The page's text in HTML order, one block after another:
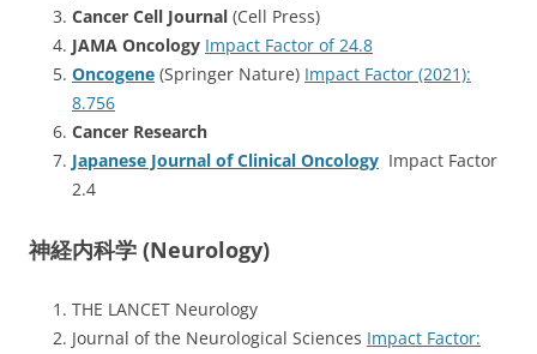
Cancer Cell Journal (Cell Press)
JAMA Oncology Impact Factor of 24.8
Oncogene (Springer Nature) Impact Factor (2021):
8.756
Cancer Research
Japanese Journal of Clinical Oncology Impact Factor
2.4
神経内科学 (Neurology)
THE LANCET Neurology
Journal of the Neurological Sciences Impact Factor: